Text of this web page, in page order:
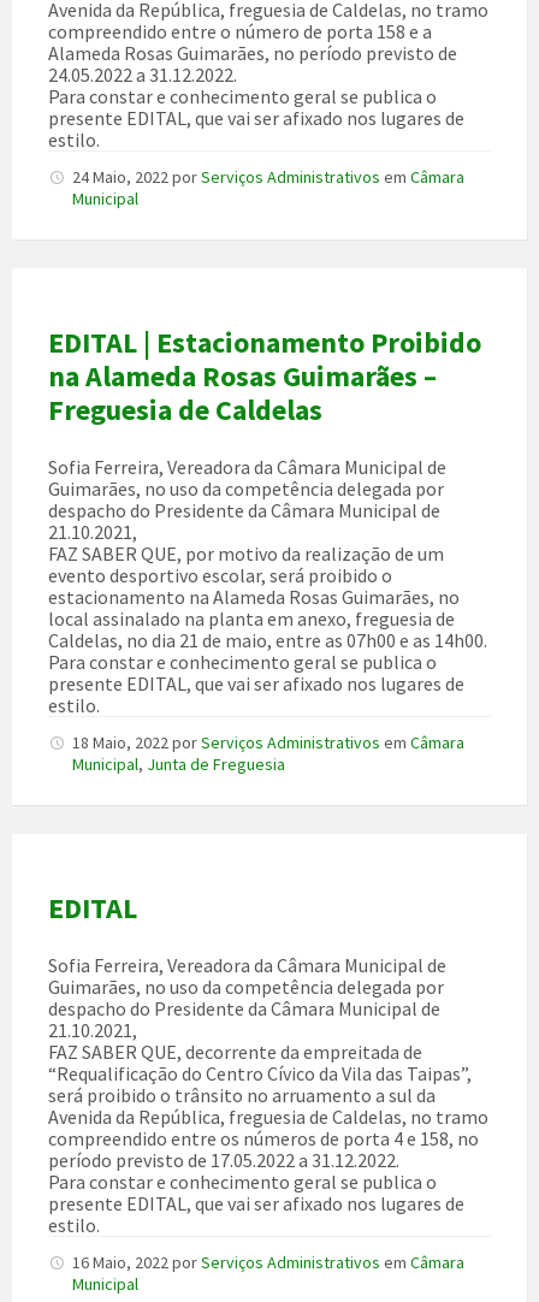
Avenida da República, freguesia de Caldelas, no tramo
compreendido entre o número de porta 158 e a
Alameda Rosas Guimarães, no período previsto de
24.05.2022 a 31.12.2022.
Para constar e conhecimento geral se publica o
presente EDITAL, que vai ser afixado nos lugares de
estilo.
24 Maio, 2022porServiços Administrativos em Câmara
Municipal
EDITAL | Estacionamento Proibido
na Alameda Rosas Guimarães –
Freguesia de Caldelas
Sofia Ferreira, Vereadora da Câmara Municipal de
Guimarães, no uso da competência delegada por
despacho do Presidente da Câmara Municipal de
21.10.2021,
FAZ SABER QUE, por motivo da realização de um
evento desportivo escolar, será proibido o
estacionamento na Alameda Rosas Guimarães, no
local assinalado na planta em anexo, freguesia de
Caldelas, no dia 21 de maio, entre as 07h00 e as 14h00.
Para constar e conhecimento geral se publica o
presente EDITAL, que vai ser afixado nos lugares de
estilo.
18 Maio, 2022porServiços Administrativos em Câmara
Municipal, Junta de Freguesia
EDITAL
Sofia Ferreira, Vereadora da Câmara Municipal de
Guimarães, no uso da competência delegada por
despacho do Presidente da Câmara Municipal de
21.10.2021,
FAZ SABER QUE, decorrente da empreitada de
“Requalificação do Centro Cívico da Vila das Taipas”,
será proibido o trânsito no arruamento a sul da
Avenida da República, freguesia de Caldelas, no tramo
compreendido entre os números de porta 4 e 158, no
período previsto de 17.05.2022 a 31.12.2022.
Para constar e conhecimento geral se publica o
presente EDITAL, que vai ser afixado nos lugares de
estilo.
16 Maio, 2022porServiços Administrativos em Câmara
Municipal